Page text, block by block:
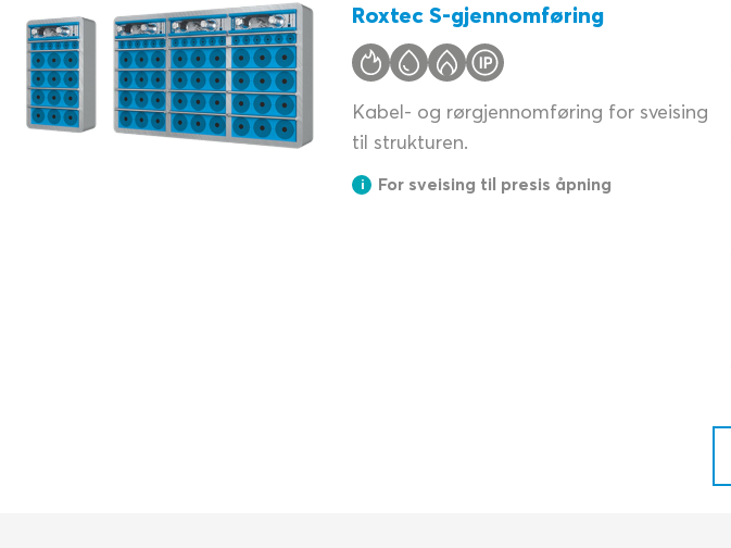
Roxtec S-gjennomføring
Kabel- og rørgjennomføring for sveising
til strukturen.
For sveising til presis åpning